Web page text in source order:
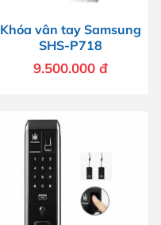
Khóa vân tay Samsung
SHS-P718
9.500.000 đ